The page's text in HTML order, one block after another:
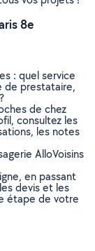
8e
: quel service
de prestataire,
de chez
consultez les
les notes
AlloVoisins
en passant
devis et les
étape de votre